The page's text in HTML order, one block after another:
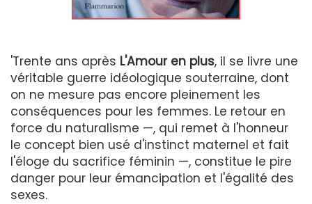
'Trente ans après L'Amour en plus, il se livre une
véritable guerre idéologique souterraine, dont
on ne mesure pas encore pleinement les
conséquences pour les femmes. Le retour en
force du naturalisme —, qui remet à l'honneur
le concept bien usé d'instinct maternel et fait
l'éloge du sacrifice féminin —, constitue le pire
danger pour leur émancipation et l'égalité des
sexes.